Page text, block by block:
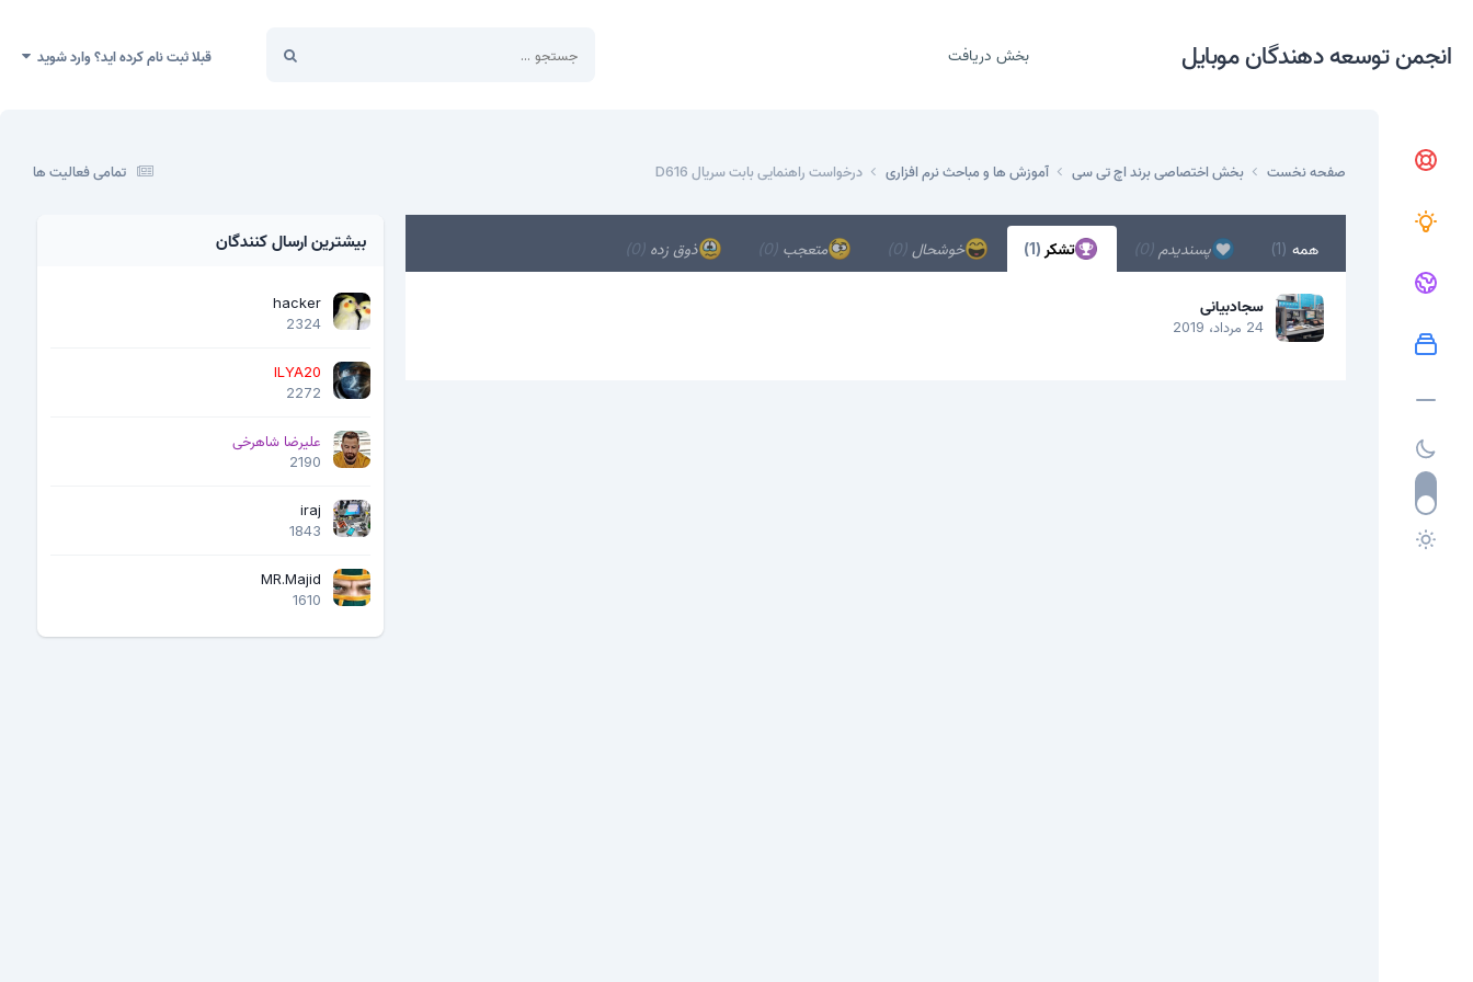
انجمن توسعه دهندگان موبایل بخش دریافت قبلا ثبت نام کرده اید؟ وارد شوید
تمامی فعالیت ها صفحه نخست بخش اختصاصی برند اچ تی سی آموزش ها و مباحث نرم افزاری درخواست راهنمایی بابت سریال D616
همه (1) پسندیدم (0) تشکر (1) خوشحال (0) متعجب (0) ذوق زده (0)
سجادبیانی
24 مرداد، 2019
بیشترین ارسال کنندگان
hacker
2324
ILYA20
2272
علیرضا شاهرخی
2190
iraj
1843
MR.Majid
1610